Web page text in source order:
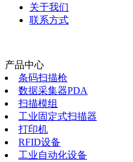
关于我们
联系方式
产品中心
条码扫描枪
数据采集器PDA
扫描模组
工业固定式扫描器
打印机
RFID设备
工业自动化设备